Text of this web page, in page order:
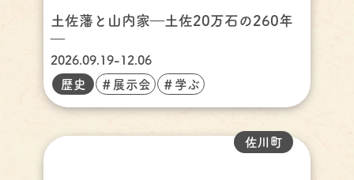
土佐藩と山内家―土佐20万石の260年
―
2026.09.19-12.06
歴史
＃展示会 ＃学ぶ
佐川町